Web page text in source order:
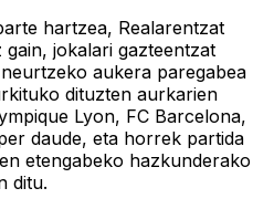
hartzea, Realarentzat
jokalari gazteentzat
aukera paregabea
dituzten aurkarien
Lyon, FC Barcelona,
daude, eta horrek partida
etengabeko hazkunderako
ditu.